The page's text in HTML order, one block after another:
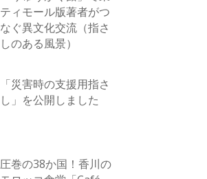
ティモール版著者がつ
なぐ異文化交流（指さ
しのある風景）
「災害時の支援用指さ
し」を公開しました
圧巻の38か国！香川の